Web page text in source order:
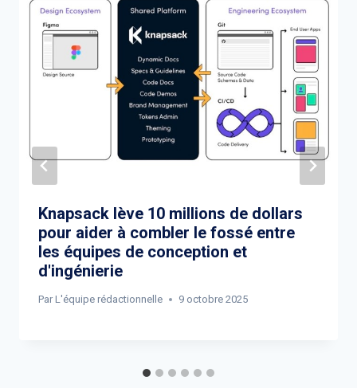
Knapsack lève 10 millions de dollars
pour aider à combler le fossé entre
les équipes de conception et
d'ingénierie
Par L'équipe rédactionnelle 9 octobre 2025